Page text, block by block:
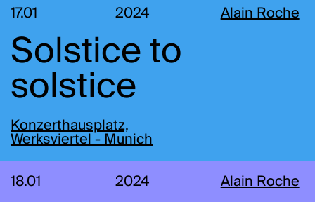
17.01 2024 Alain Roche
Solstice to
solstice
Konzerthausplatz,
Werksviertel - Munich
18.01 2024 Alain Roche